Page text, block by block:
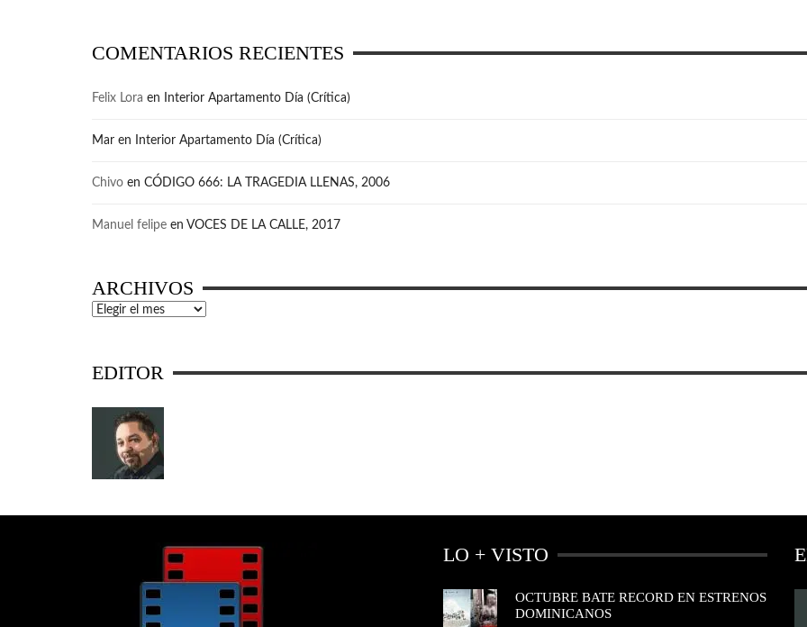
COMENTARIOS RECIENTES
Felix Lora en Interior Apartamento Día (Crítica)
Mar en Interior Apartamento Día (Crítica)
Chivo en CÓDIGO 666: LA TRAGEDIA LLENAS, 2006
Manuel felipe en VOCES DE LA CALLE, 2017
ARCHIVOS
Archivos
EDITOR
LO + VISTO
OCTUBRE BATE RECORD EN ESTRENOS
DOMINICANOS